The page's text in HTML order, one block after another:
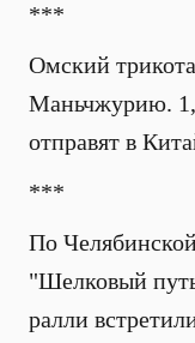
***
Омский
Маньчжурию.
отправят в
***
По
"Шелковый
ралли